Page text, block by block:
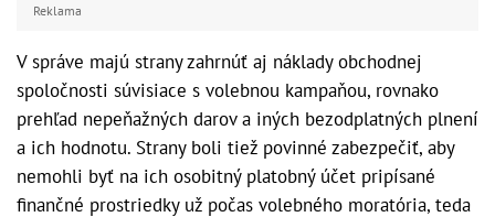
Reklama
V správe majú strany zahrnúť aj náklady obchodnej
spoločnosti súvisiace s volebnou kampaňou, rovnako
prehľad nepeňažných darov a iných bezodplatných plnení
a ich hodnotu. Strany boli tiež povinné zabezpečiť, aby
nemohli byť na ich osobitný platobný účet pripísané
finančné prostriedky už počas volebného moratória, teda